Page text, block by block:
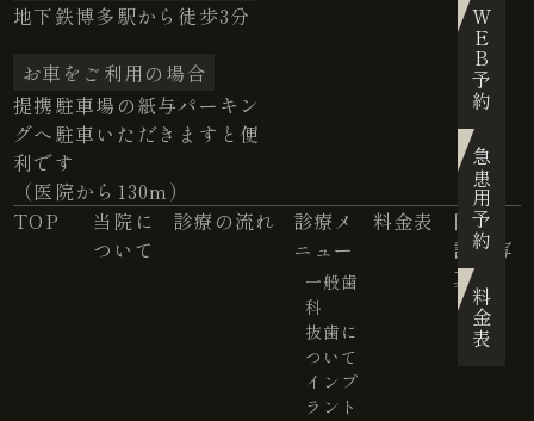
WEB予約
急患用予約
料金表
地下鉄博多駅から徒歩3分
お車をご利用の場合
提携駐車場の紙与パーキン
グへ駐車いただきますと便
利です
（医院から130m）
TOP
当院に
ついて
診療の流れ
診療メ
ニュー
一般歯
科
抜歯に
ついて
インプ
ラント
料金表
院内・
設備写
真